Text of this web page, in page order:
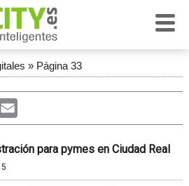
» Página 33
Email
para pymes en Ciudad Real